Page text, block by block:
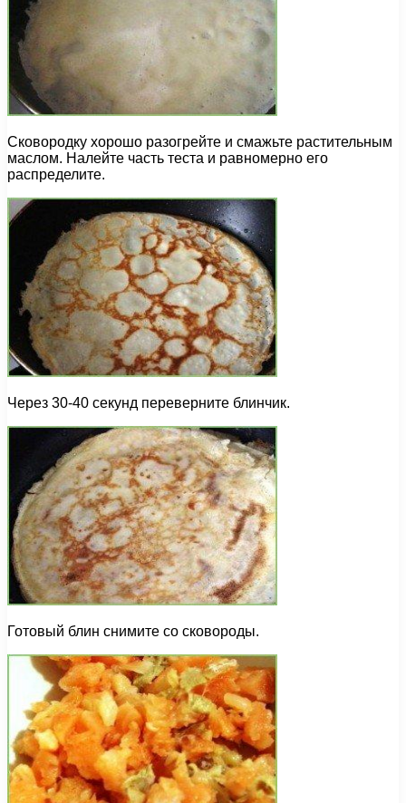
Сковородку хорошо разогрейте и смажьте растительным
маслом. Налейте часть теста и равномерно его
распределите.
Через 30-40 секунд переверните блинчик.
Готовый блин снимите со сковороды.